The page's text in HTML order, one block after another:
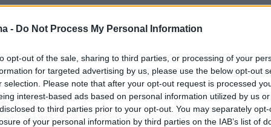
- Do Not Process My Personal Information
opt-out of the sale, sharing to third parties, or processing of your
for targeted advertising by us, please use the below opt-out
selection. Please note that after your opt-out request is processed
interest-based ads based on personal information utilized by us
to third parties prior to your opt-out. You may separately
of your personal information by third parties on the IAB’s list of
when you've just casually broken a 37-year-old
in the women's high jump.
Mahuchikh, ladies and gentlemen.
YCOYa7yasL #ParisDL🇫🇷#DiamondLeague
pic.twitter.com/7Qsw8sKmbh